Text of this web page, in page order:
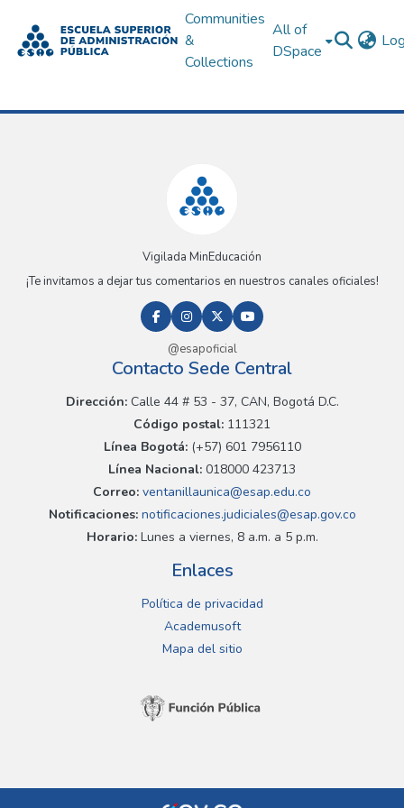
Communities
&
Collections
All of
DSpace
Vigilada MinEducación
¡Te invitamos a dejar tus comentarios en nuestros canales oficiales!
@esapoficial
Contacto Sede Central
Dirección:Calle 44 # 53 - 37, CAN, Bogotá D.C.
Código postal: 111321
Línea Bogotá:(+57) 601 7956110
Línea Nacional: 018000 423713
Correo: ventanillaunica@esap.edu.co
Notificaciones:notificaciones.judiciales@esap.gov.co
Horario:Lunes a viernes, 8 a.m. a 5 p.m.
Enlaces
Política de privacidad
Academusoft
Mapa del sitio